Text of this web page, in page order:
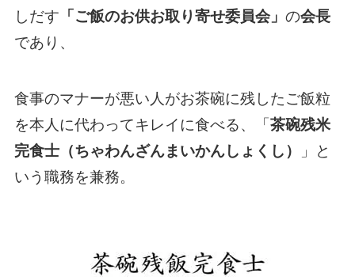
しだす 「ご飯のお供お取り寄せ委員会」 の会長
であり、
食事のマナーが悪い人がお茶碗に残したご飯粒
を本人に代わってキレイに食べる、「 茶碗残米
完食士（ちゃわんざんまいかんしょくし）
」と
いう職務を兼務。